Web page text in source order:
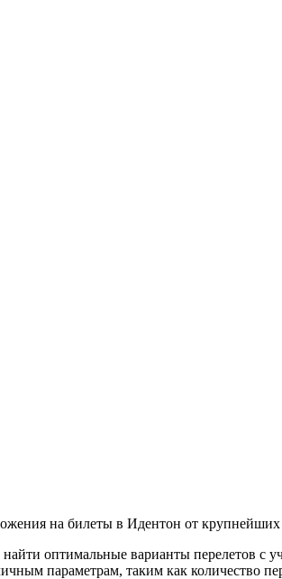
на билеты в Идентон от крупнейших
оптимальные варианты перелетов с
параметрам, таким как количество